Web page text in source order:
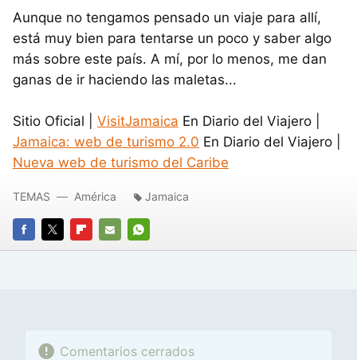
Aunque no tengamos pensado un viaje para allí,
está muy bien para tentarse un poco y saber algo
más sobre este país. A mí, por lo menos, me dan
ganas de ir haciendo las maletas...
Sitio Oficial | VisitJamaica En Diario del Viajero |
Jamaica: web de turismo 2.0 En Diario del Viajero |
Nueva web de turismo del Caribe
FACEBOOK
TWITTERFLIPBOARD
E-
WHATSAPP
TEMAS América Jamaica
Comentarios cerrados